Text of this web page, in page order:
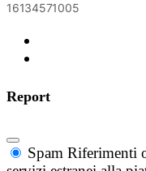
16134571005
Report
Spam Riferimenti